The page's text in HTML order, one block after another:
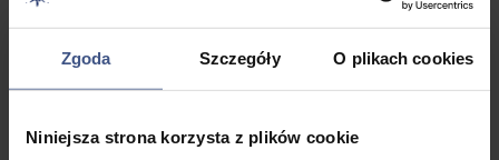
Zgoda Szczegóły O plikach cookies
Niniejsza strona korzysta z plików cookie